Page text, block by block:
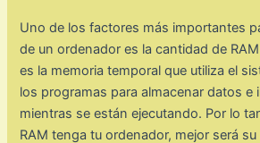
Uno de los factores más importantes
de un ordenador es la cantidad de
es la memoria temporal que utiliza el
los programas para almacenar datos e
mientras se están ejecutando. Por lo
RAM tenga tu ordenador, mejor será